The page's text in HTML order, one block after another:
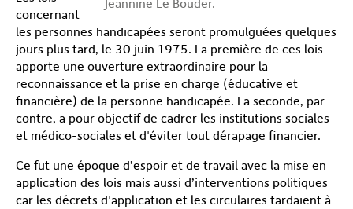
Jeannine Le Bouder.
concernant
les personnes handicapées seront promulguées quelques
jours plus tard, le 30 juin 1975. La première de ces lois
apporte une ouverture extraordinaire pour la
reconnaissance et la prise en charge (éducative et
financière) de la personne handicapée. La seconde, par
contre, a pour objectif de cadrer les institutions sociales
et médico-sociales et d'éviter tout dérapage financier.
Ce fut une époque d’espoir et de travail avec la mise en
application des lois mais aussi d’interventions politiques
car les décrets d'application et les circulaires tardaient à